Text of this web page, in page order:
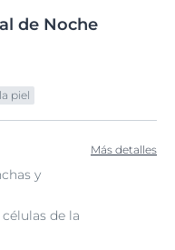
de Noche
piel
y
de la
Más detalles